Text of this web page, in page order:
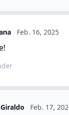
Feb. 16, 2025
Feb. 17,